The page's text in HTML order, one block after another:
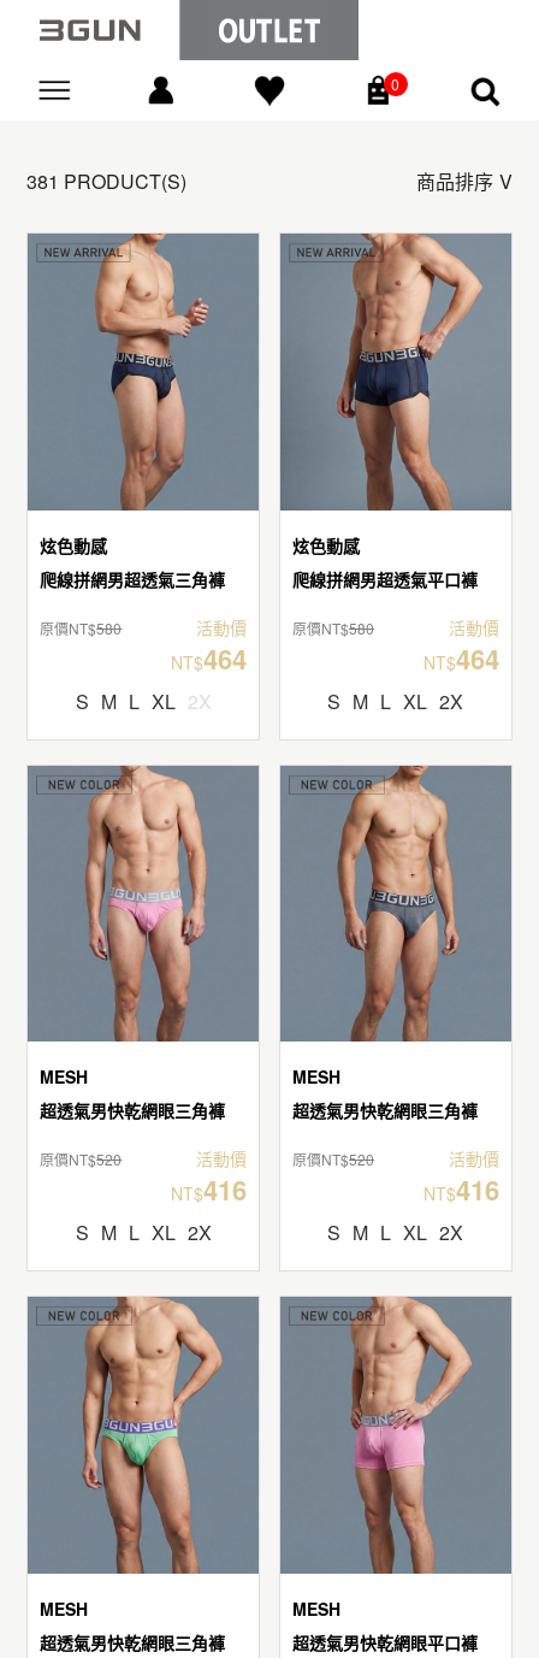
0
381 PRODUCT(S) 商品排序
炫色動感
爬線拼網男超透氣三角褲
原價NT$580
活動價
NT$464
S M L XL 2X
炫色動感
爬線拼網男超透氣平口褲
原價NT$580
活動價
NT$464
S M L XL 2X
MESH
超透氣男快乾網眼三角褲
原價NT$520
活動價
NT$416
S M L XL 2X
MESH
超透氣男快乾網眼三角褲
原價NT$520
活動價
NT$416
S M L XL 2X
MESH
超透氣男快乾網眼三角褲
MESH
超透氣男快乾網眼平口褲